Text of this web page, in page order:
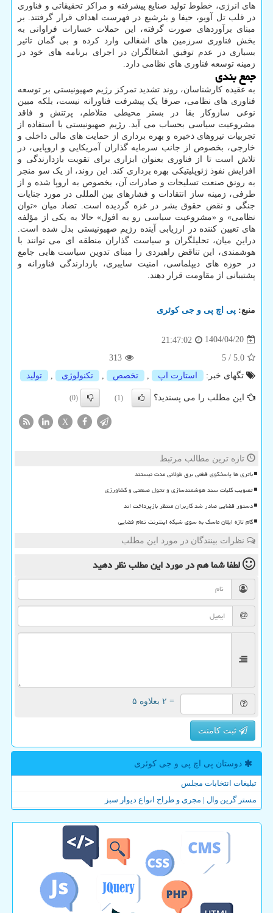
های انرژی، خطوط تولید صنایع پیشرفته و مراکز تحقیقاتی و فناوری
در قلب تل آویو، حیفا و بئرشبع در فهرست اهداف قرار گرفتند. بر
مبنای برآوردهای صورت گرفته، این حملات خسارات فراوانی به
بخش فناوری سرزمین های اشغالی وارد کرده و بی گمان تاثیر
بسیاری در عدم توفیق اشغالگران در اجرای برنامه های خود در
زمینه توسعه فناوری های نظامی دارد.
جمع بندی
به عقیده کارشناسان، روند تشدید تمرکز رژیم صهیونیستی بر توسعه
فناوری های نظامی، صرفا یک پیشرفت فناورانه نیست، بلکه مبین
نوعی سازوکار بقا در بستر محیطی متلاطم، پرتنش و فاقد
مشروعیت سیاسی بحساب می آید. رژیم صهیونیستی با استفاده از
تجربیات نیروهای ذخیره و بهره برداری از حمایت های مالی داخلی و
خارجی، بخصوص از جانب سرمایه گذاران آمریکایی و اروپایی، در
تلاش است تا از فناوری بعنوان ابزاری برای تقویت بازدارندگی و
افزایش نفوذ ژئوپلیتیکی بهره برداری کند. این روند، از یک سو منجر
به رونق صنعت تسلیحات و صادرات آن، بخصوص به اروپا شده و از
طرفی، زمینه ساز انتقادات و فشارهای بین المللی در مورد جنایات
جنگی و نقض حقوق بشر در غزه گردیده است. تضاد میان «توان
نظامی» و «مشروعیت سیاسی رو به افول» حالا به یکی از مؤلفه
های تعیین کننده در ارزیابی آینده رژیم صهیونیستی بدل شده است.
دراین میان، تحلیلگران و سیاست گذاران منطقه ای می توانند با
هوشمندی، این تناقض راهبردی را مبنای تدوین سیاست هایی جامع
در حوزه های دیپلماسی، امنیت سایبری، بازدارندگی فناورانه و
پشتیبانی از مقاومت قرار دهند.
منبع: پی اچ پی و جی كوئری
1404/04/20
21:47:02
5.0
/
5
313
تگهای خبر:
استارت اپ تخصص تكنولوژی تولید
این مطلب را می پسندید؟ (1)
(0)
X
تازه ترین مطالب مرتبط
باتری ها پاسخگوی قطعی برق طولانی مدت نیستند
تصویب کلیات سند هوشمندسازی و تحول صنعتی و کشاورزی
دستور قضایی صادر شد کاربران منتظر بازپرداخت اند
گام تازه ایلان ماسک به سوی شبکه اینترنت تمام فضایی
نظرات بینندگان در مورد این مطلب
لطفا شما همدر مورد این مطلبنظر دهید
= ۲ بعلاوه ۵
ثبت کامنت
دوستان پی اچ پی و جی كوئری
تبلیغات انتخابات مجلس
مستر گرین وال | مجری و طراح انواع دیوار سبز